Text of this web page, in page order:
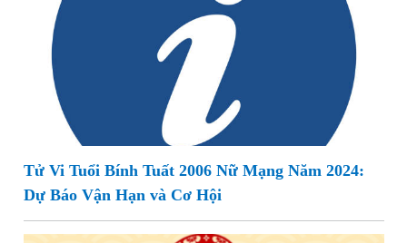
Tử Vi Tuổi Bính Tuất 2006 Nữ Mạng Năm 2024:
Dự Báo Vận Hạn và Cơ Hội